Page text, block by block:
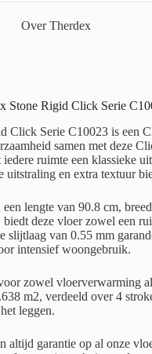
Over Therdex
Stone Rigid Click Serie
Click Serie C10023 is een
samen met deze
ruimte een klassieke
uitstraling en extra textuur
lengte van 90.8 cm,
biedt deze vloer zowel een
slijtlaag van 0.55 mm
intensief woongebruik.
zowel vloerverwarming
m2, verdeeld over 4
leggen.
altijd garantie op al onze